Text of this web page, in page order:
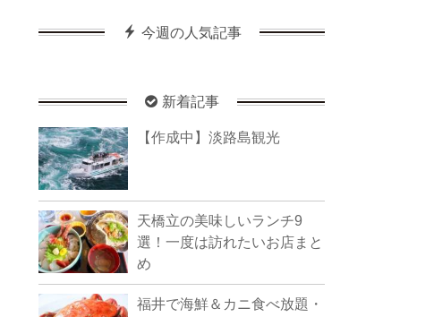
今週の人気記事
新着記事
【作成中】淡路島観光
天橋立の美味しいランチ9
選！一度は訪れたいお店まと
め
福井で海鮮＆カニ食べ放題・